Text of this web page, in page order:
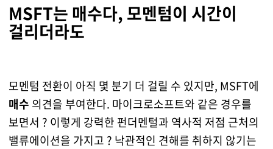
MSFT는 매수다, 모멘텀이 시간이
걸리더라도
모멘텀 전환이 아직 몇 분기 더 걸릴 수 있지만, MSFT에
매수 의견을 부여한다. 마이크로소프트와 같은 경우를
보면서 ? 이렇게 강력한 펀더멘털과 역사적 저점 근처의
밸류에이션을 가지고 ? 낙관적인 견해를 취하지 않기는